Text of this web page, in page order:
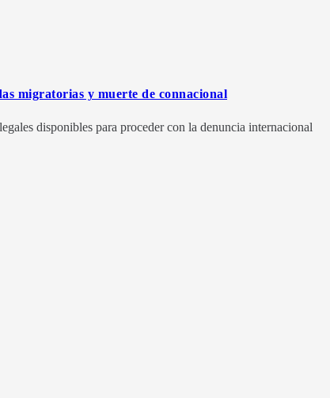
migratorias y muerte de connacional
disponibles para proceder con la denuncia internacional